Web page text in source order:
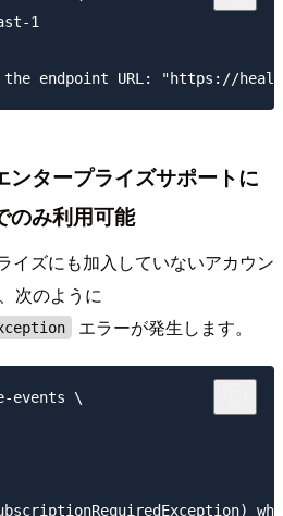
1
ンタープライズサポートに
のみ利用可能
イズにも加入していないアカウン
次のように
エラーが発生します。
events \